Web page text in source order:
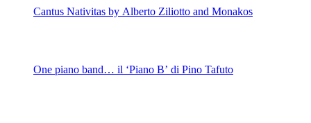
Cantus Nativitas by Alberto Ziliotto and Monakos
One piano band… il ‘Piano B’ di Pino Tafuto